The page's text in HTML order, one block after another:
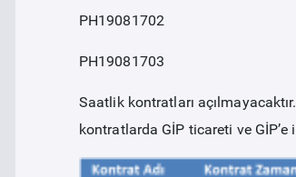
PH19081702
PH19081703
Saatlik kontratları
kontratlarda GİP ticareti ve